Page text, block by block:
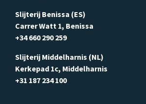
Slijterij Benissa (ES)
Carrer Watt 1, Benissa
+34 660 290 259
Slijterij Middelharnis (NL)
Kerkepad 1c, Middelharnis
+31 187 234 100